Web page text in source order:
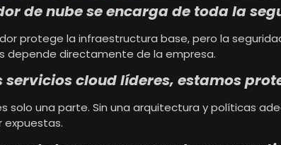
de nube se encarga de toda la
protege la infraestructura base, pero la
depende directamente de la empresa.
servicios cloud líderes, estamos
solo una parte. Sin una arquitectura y políticas
expuestas.